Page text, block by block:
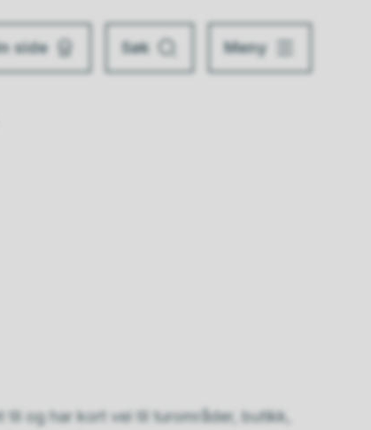
side Søk Meny
til og har kort vei til turområder, butikk,